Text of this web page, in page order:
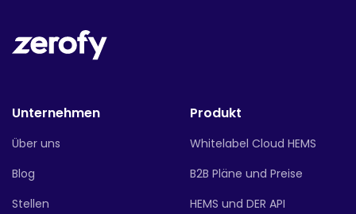
Unternehmen
Über uns
Blog
Stellen
Produkt
Whitelabel Cloud HEMS
B2B Pläne und Preise
HEMS und DER API